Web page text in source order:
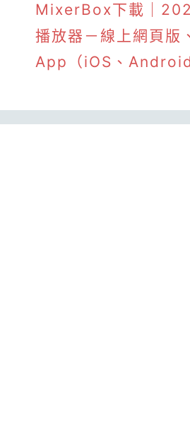
MixerBox下載｜
播放器－線上網頁版
App（iOS、Android